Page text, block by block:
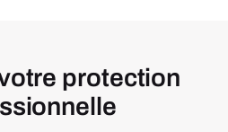
protection